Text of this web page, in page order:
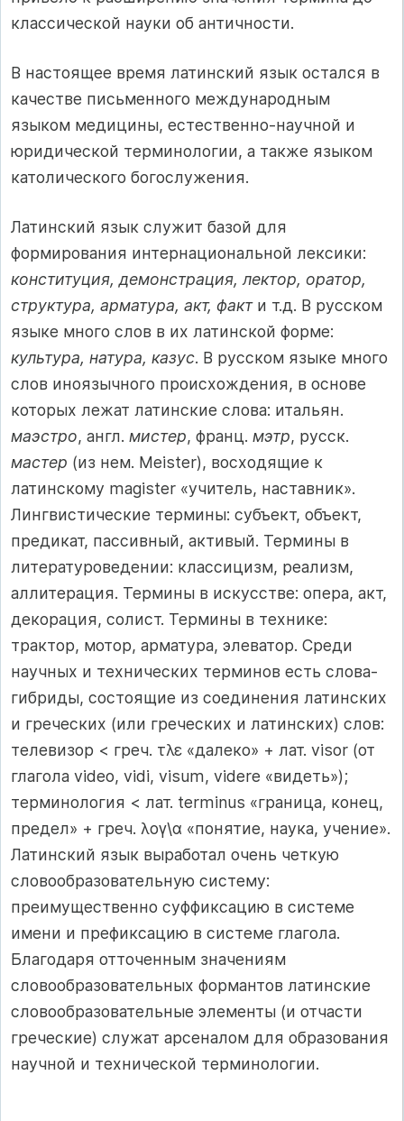
классической науки об античности.
В настоящее время латинский язык остался в
качестве письменного международным
языком медицины, естественно-научной и
юридической терминологии, а также языком
католического богослужения.
Латинский язык служит базой для
формирования интернациональной лексики:
конституция, демонстрация, лектор, оратор,
структура, арматура, акт, факти т.д. В русском
языке много слов в их латинской форме:
культура, натура, казус. В русском языке много
слов иноязычного происхождения, в основе
которых лежат латинские слова: итальян.
маэстро, англ. мистер, франц. мэтр, русск.
мастер (из нем. Meister), восходящие к
латинскому magister «учитель, наставник».
Лингвистические термины: субъект, объект,
предикат, пассивный, активый. Термины в
литературоведении: классицизм, реализм,
аллитерация. Термины в искусстве: опера, акт,
декорация, солист. Термины в технике:
трактор, мотор, арматура, элеватор. Среди
научных и технических терминов есть слова-
гибриды, состоящие из соединения латинских
и греческих (или греческих и латинских) слов:
телевизор < греч. τ­λε «далеко» + лат. visor (от
глагола video, vidi, visum, videre «видеть»);
терминология < лат. terminus «граница, конец,
предел» + греч. λογ\α «понятие, наука, учение».
Латинский язык выработал очень четкую
словообразовательную систему:
преимущественно суффиксацию в системе
имени и префиксацию в системе глагола.
Благодаря отточенным значениям
словообразовательных формантов латинские
словообразовательные элементы (и отчасти
греческие) служат арсеналом для образования
научной и технической терминологии.